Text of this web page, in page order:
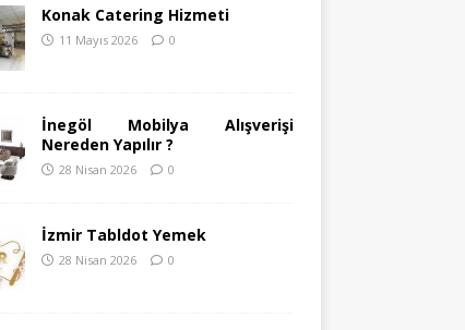
Konak Catering Hizmeti
11 Mayıs 2026 0
İnegöl Mobilya Alışverişi
Nereden Yapılır ?
28 Nisan 2026 0
İzmir Tabldot Yemek
28 Nisan 2026 0